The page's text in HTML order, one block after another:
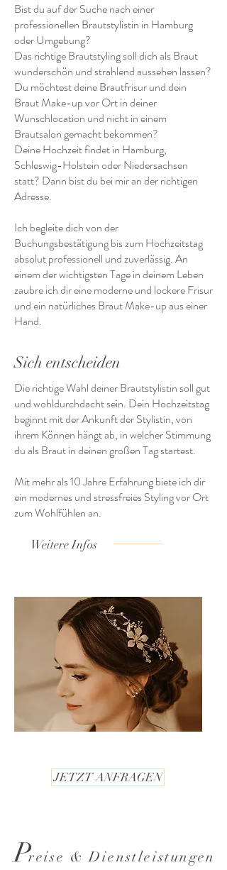
Bist du auf der Suche nach einer
professionellen Brautstylistin in Hamburg
oder Umgebung?
Das richtige Brautstyling soll dich als Braut
wunderschön und strahlend aussehen lassen?
Du möchtest deine Brautfrisur und dein
Braut Make-up vor Ort in deiner
Wunschlocation und nicht in einem
Brautsalon gemacht bekommen?
Deine Hochzeit findet in Hamburg,
Schleswig-Holstein oder Niedersachsen
statt? Dann bist du bei mir an der richtigen
Adresse.
Ich begleite dich von der
Buchungsbestätigung bis zum Hochzeitstag
absolut professionell und zuverlässig. An
einem der wichtigsten Tage in deinem Leben
zaubre ich dir eine moderne und lockere Frisur
und ein natürliches Braut Make-up aus einer
Hand.
Sich entscheiden
Die richtige Wahl deiner Brautstylistin soll gut
und wohldurchdacht sein. Dein Hochzeitstag
beginnt mit der Ankunft der Stylistin, von
ihrem Können hängt ab, in welcher Stimmung
du als Braut in deinen großen Tag startest.
Mit mehr als 10 Jahre Erfahrungbiete ich dir
ein modernes undstressfreies Stylingvor Ort
zum Wohlfühlen an.
Weitere Infos
JETZT ANFRAGEN
Preise & Dienstleistungen